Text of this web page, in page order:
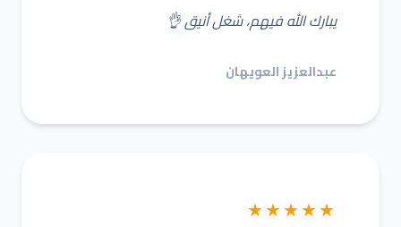
يبارك الله فيهم، شغل أنيق 👌
عبدالعزيز العويهان
★★★★★